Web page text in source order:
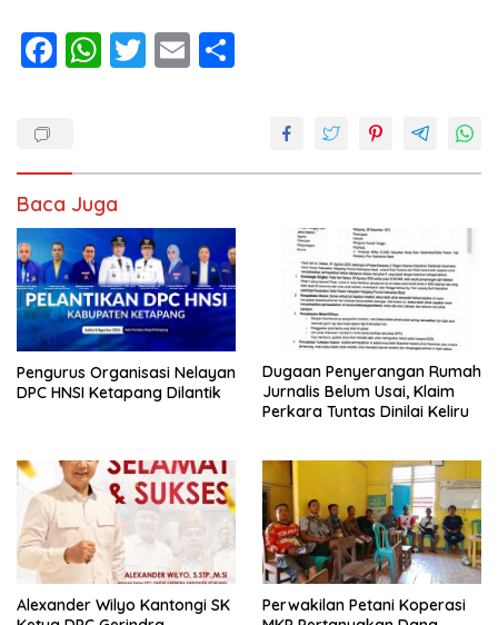
F
o
o
k
W
A
p
p
T E
Baca Juga
Pengurus Organisasi Nelayan
DPC HNSI Ketapang Dilantik
Dugaan Penyerangan Rumah
Jurnalis Belum Usai, Klaim
Perkara Tuntas Dinilai Keliru
Alexander Wilyo Kantongi SK
Perwakilan Petani Koperasi